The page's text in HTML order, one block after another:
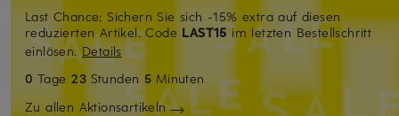
Last Chance: Sichern Sie sich -15% extra auf diesen
reduzierten Artikel. Code LAST15im letzten Bestellschritt
einlösen.Details
0 Tage23 Stunden 5 Minuten
Zu allen Aktionsartikeln